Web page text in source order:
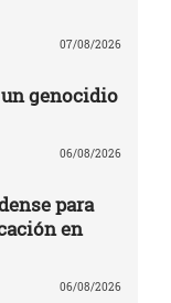
07/08/2026
genocidio
06/08/2026
para
en
06/08/2026